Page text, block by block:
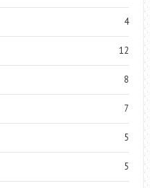
4
12
8
7
5
5